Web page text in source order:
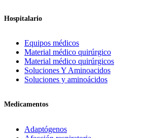
Hospitalario
Equipos médicos
Material médico quirúrgico
Material médico quirúrgicos
Soluciones Y Aminoacidos
Soluciones y aminoácidos
Medicamentos
Adaptógenos